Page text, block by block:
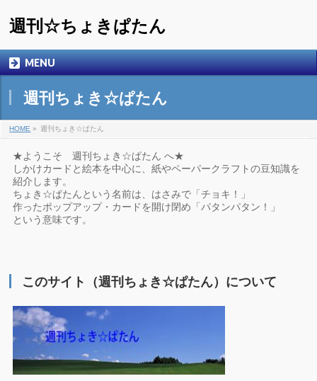
週刊☆ちょきぱたん
MENU
週刊ちょき☆ぱたん
HOME » 週刊ちょき☆ぱたん
★ようこそ 週刊ちょき☆ぱたん へ★
しかけカードと絵本を中心に、紙やペーパークラフトの豆知識を
紹介します。
ちょき☆ぱたんという名前は、はさみで「チョキ！」
作ったポップアップ・カードを開け閉め「パタンパタン！」
という意味です。
このサイト（週刊ちょき☆ぱたん）について